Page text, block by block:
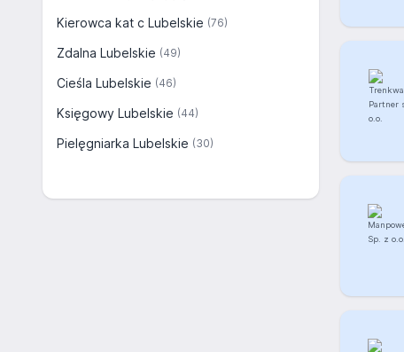
Kierowca kat c Lubelskie (76)
Zdalna Lubelskie (49)
Cieśla Lubelskie (46)
Księgowy Lubelskie (44)
Pielęgniarka Lubelskie (30)